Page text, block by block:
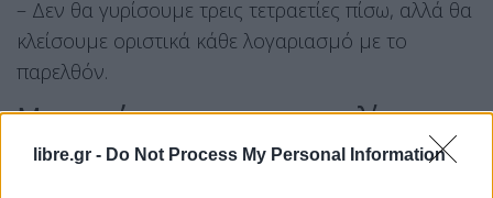
libre.gr - Do Not Process My Personal Information
– Δεν θα γυρίσουμε τρεις τετραετίες πίσω, αλλά θα
κλείσουμε οριστικά κάθε λογαριασμό με το
παρελθόν.
Μητσοτάκης για την αντιπολίτευση
-Ζητούν οι Έλληνες να τους εμπιστευτούν την